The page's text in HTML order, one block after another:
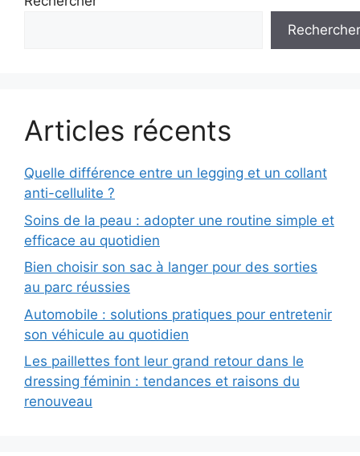
Rechercher
Articles récents
Quelle différence entre un legging et un collant
anti-cellulite ?
Soins de la peau : adopter une routine simple et
efficace au quotidien
Bien choisir son sac à langer pour des sorties
au parc réussies
Automobile : solutions pratiques pour entretenir
son véhicule au quotidien
Les paillettes font leur grand retour dans le
dressing féminin : tendances et raisons du
renouveau